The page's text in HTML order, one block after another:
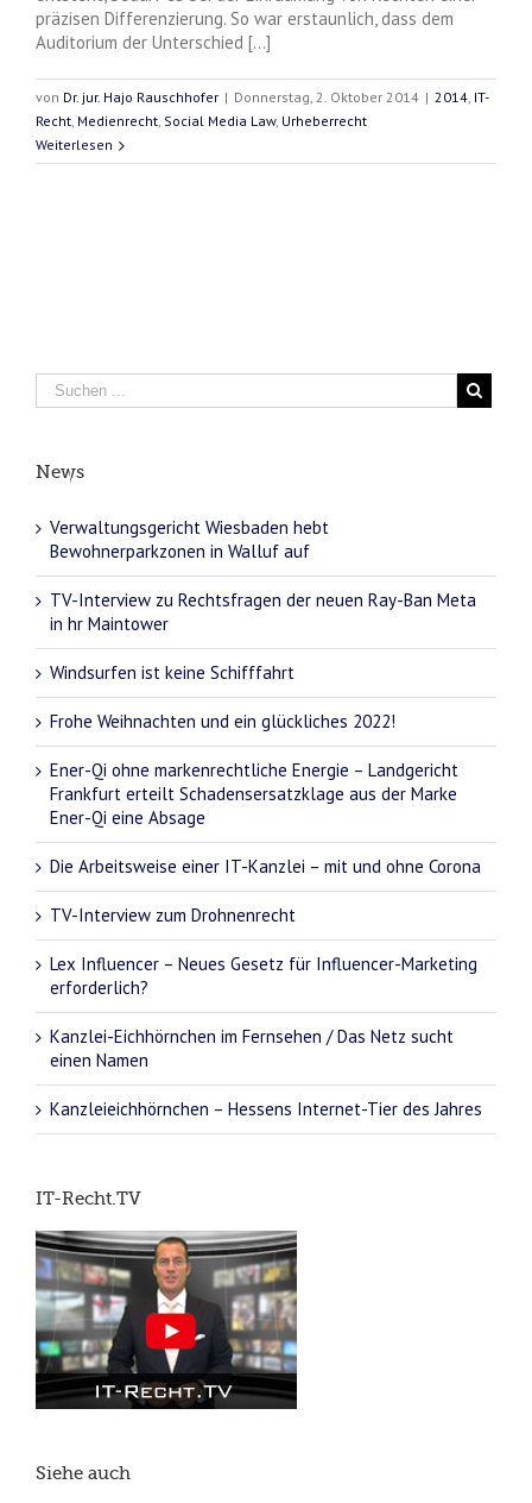
präzisen Differenzierung. So war erstaunlich, dass dem
Auditorium der Unterschied [...]
von Dr. jur. Hajo Rauschhofer | Donnerstag, 2. Oktober 2014 | 2014, IT-
Recht, Medienrecht, Social Media Law, Urheberrecht
Weiterlesen
News
Verwaltungsgericht Wiesbaden hebt
Bewohnerparkzonen in Walluf auf
TV-Interview zu Rechtsfragen der neuen Ray-Ban Meta
in hr Maintower
Windsurfen ist keine Schifffahrt
Frohe Weihnachten und ein glückliches 2022!
Ener-Qi ohne markenrechtliche Energie – Landgericht
Frankfurt erteilt Schadensersatzklage aus der Marke
Ener-Qi eine Absage
Die Arbeitsweise einer IT-Kanzlei – mit und ohne Corona
TV-Interview zum Drohnenrecht
Lex Influencer – Neues Gesetz für Influencer-Marketing
erforderlich?
Kanzlei-Eichhörnchen im Fernsehen / Das Netz sucht
einen Namen
Kanzleieichhörnchen – Hessens Internet-Tier des Jahres
IT-Recht.TV
Siehe auch